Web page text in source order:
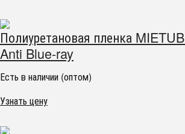
Полиуретановая пленка
Anti Blue-ray
Есть в наличии (оптом)
Узнать цену